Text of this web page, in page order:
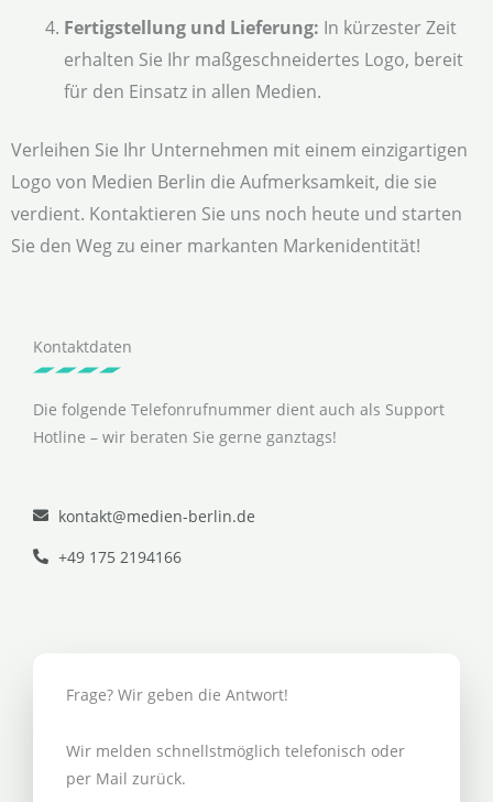
Fertigstellung und Lieferung: In kürzester Zeit
erhalten Sie Ihr maßgeschneidertes Logo, bereit
für den Einsatz in allen Medien.
Verleihen Sie Ihr Unternehmen mit einem einzigartigen
Logo von Medien Berlin die Aufmerksamkeit, die sie
verdient. Kontaktieren Sie uns noch heute und starten
Sie den Weg zu einer markanten Markenidentität!
Kontaktdaten
Die folgende Telefonrufnummer dient auch als Support
Hotline – wir beraten Sie gerne ganztags!
kontakt@medien-berlin.de
+49 175 2194166
Frage? Wir geben die Antwort!
Wir melden schnellstmöglich telefonisch oder
per Mail zurück.